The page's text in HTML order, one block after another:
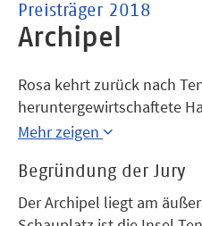
Preisträger 2018
Archipel
Rosa kehrt zurück nach
heruntergewirtschaftete
einflussreichen
Bürgerkrieg, war
und kam wieder, und
Lebenspforte der Alten von
Mehr zeigen
Begründung der Jury
Der Archipel liegt am